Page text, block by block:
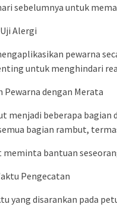
sebelumnya untuk
Alergi
pewarna
untuk menghindari
Pewarna dengan Merata
menjadi beberapa bagian
bagian rambut,
meminta bantuan
Pengecatan
yang disarankan pada